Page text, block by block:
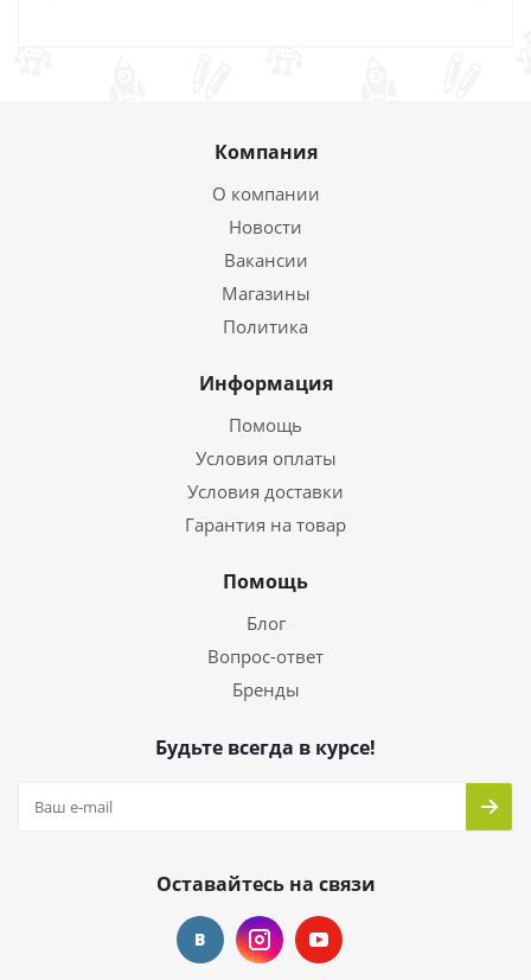
Компания
О компании
Новости
Вакансии
Магазины
Политика
Информация
Помощь
Условия оплаты
Условия доставки
Гарантия на товар
Помощь
Блог
Вопрос-ответ
Бренды
Будьте всегда в курсе!
Оставайтесь на связи